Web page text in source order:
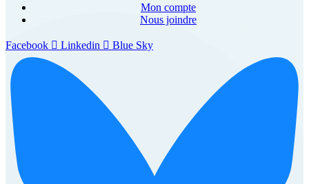
Mon compte
Nous joindre
Facebook Linkedin Blue Sky